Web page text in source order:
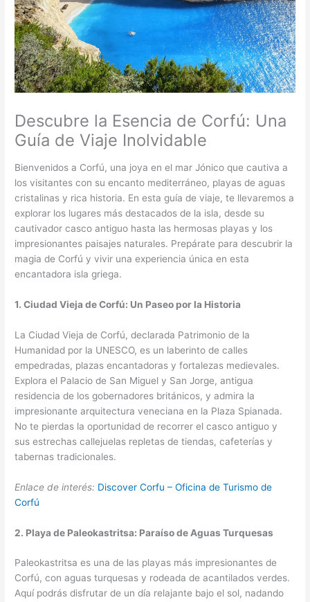
Descubre la Esencia de Corfú: Una
Guía de Viaje Inolvidable
Bienvenidos a Corfú, una joya en el mar Jónico que cautiva a
los visitantes con su encanto mediterráneo, playas de aguas
cristalinas y rica historia. En esta guía de viaje, te llevaremos a
explorar los lugares más destacados de la isla, desde su
cautivador casco antiguo hasta las hermosas playas y los
impresionantes paisajes naturales. Prepárate para descubrir la
magia de Corfú y vivir una experiencia única en esta
encantadora isla griega.
1. Ciudad Vieja de Corfú: Un Paseo por la Historia
La Ciudad Vieja de Corfú, declarada Patrimonio de la
Humanidad por la UNESCO, es un laberinto de calles
empedradas, plazas encantadoras y fortalezas medievales.
Explora el Palacio de San Miguel y San Jorge, antigua
residencia de los gobernadores británicos, y admira la
impresionante arquitectura veneciana en la Plaza Spianada.
No te pierdas la oportunidad de recorrer el casco antiguo y
sus estrechas callejuelas repletas de tiendas, cafeterías y
tabernas tradicionales.
Enlace de interés: Discover Corfu – Oficina de Turismo de
Corfú
2. Playa de Paleokastritsa: Paraíso de Aguas Turquesas
Paleokastritsa es una de las playas más impresionantes de
Corfú, con aguas turquesas y rodeada de acantilados verdes.
Aquí podrás disfrutar de un día relajante bajo el sol, nadando